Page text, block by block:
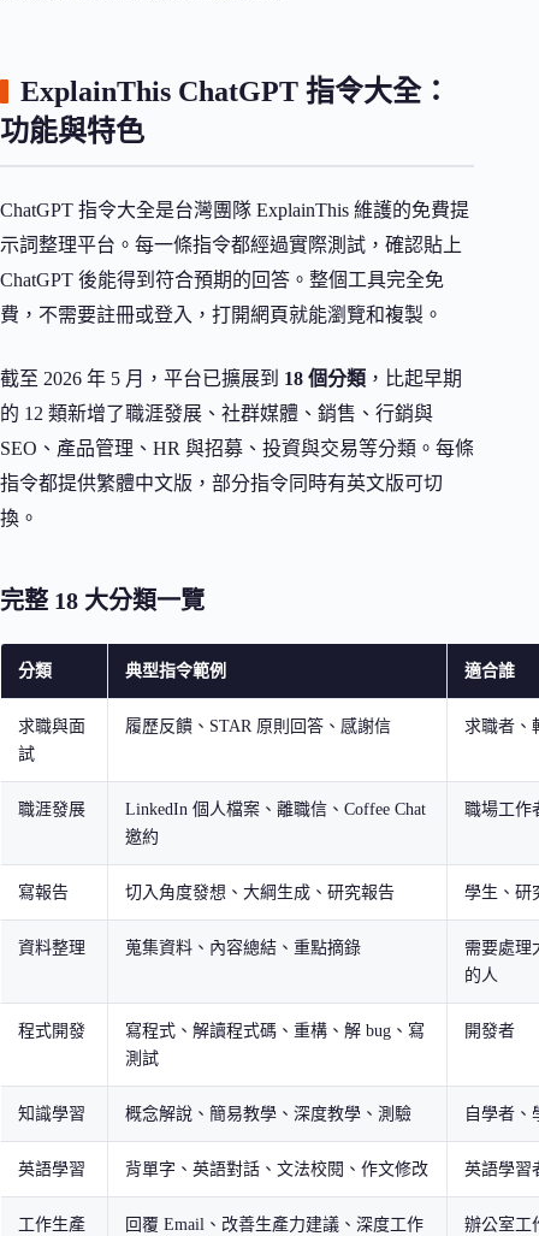
ExplainThis ChatGPT 指令大全：
功能與特色
ChatGPT 指令大全是台灣團隊 ExplainThis 維護的免費提
示詞整理平台。每一條指令都經過實際測試，確認貼上
ChatGPT 後能得到符合預期的回答。整個工具完全免
費，不需要註冊或登入，打開網頁就能瀏覽和複製。
截至 2026 年 5 月，平台已擴展到 18 個分類 ，比起早期
的 12 類新增了職涯發展、社群媒體、銷售、行銷與
SEO、產品管理、HR 與招募、投資與交易等分類。每條
指令都提供繁體中文版，部分指令同時有英文版可切
換。
完整 18 大分類一覽
分類 典型指令範例 適合誰
求職與面
試
履歷反饋、STAR 原則回答、感謝信 求職者、
職涯發展
LinkedIn 個人檔案、離職信、Coffee Chat
邀約
職場工作
寫報告 切入角度發想、大綱生成、研究報告 學生、研
資料整理 蒐集資料、內容總結、重點摘錄
需要處理
的人
程式開發
寫程式、解讀程式碼、重構、解 bug、寫
測試
開發者
知識學習 概念解說、簡易教學、深度教學、測驗 自學者、
英語學習 背單字、英語對話、文法校閱、作文修改 英語學習
工作生產 回覆 Email、改善生產力建議、深度工作 辦公室工